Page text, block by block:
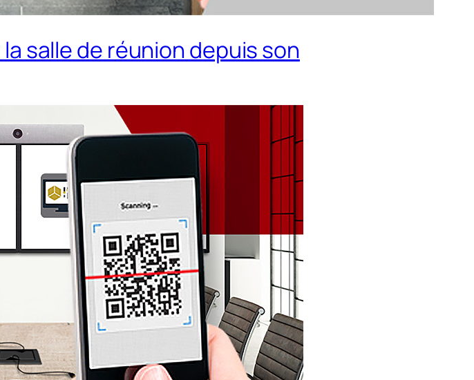
salle de réunion depuis son